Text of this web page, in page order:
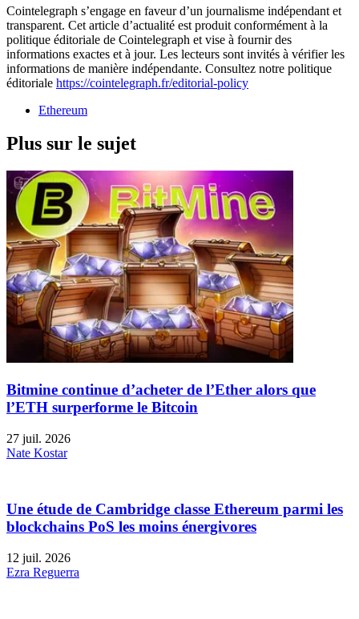
Cointelegraph s’engage en faveur d’un journalisme indépendant et
transparent. Cet article d’actualité est produit conformément à la
politique éditoriale de Cointelegraph et vise à fournir des
informations exactes et à jour. Les lecteurs sont invités à vérifier les
informations de manière indépendante. Consultez notre politique
éditoriale https://cointelegraph.fr/editorial-policy
Ethereum
Plus sur le sujet
Bitmine continue d’acheter de l’Ether alors que
l’ETH surperforme le Bitcoin
27 juil. 2026
Nate Kostar
Une étude de Cambridge classe Ethereum parmi les
blockchains PoS les moins énergivores
12 juil. 2026
Ezra Reguerra